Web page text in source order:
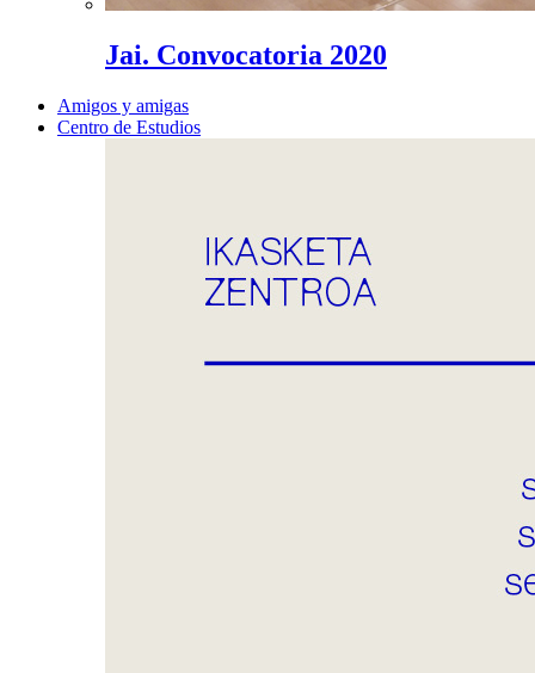
Jai. Convocatoria 2020
Amigos y amigas
Centro de Estudios